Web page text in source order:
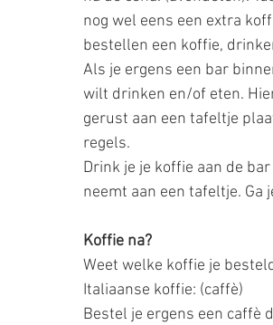
nog wel eens een extra
bestellen een koffie,
Als je ergens een bar
wilt drinken en/of eten.
gerust aan een tafeltje
regels.
Drink je je koffie aan de
neemt aan een tafeltje. Ga
Koffie na?
Weet welke koffie je
Italiaanse koffie: (caffè)
Bestel je ergens een caffè